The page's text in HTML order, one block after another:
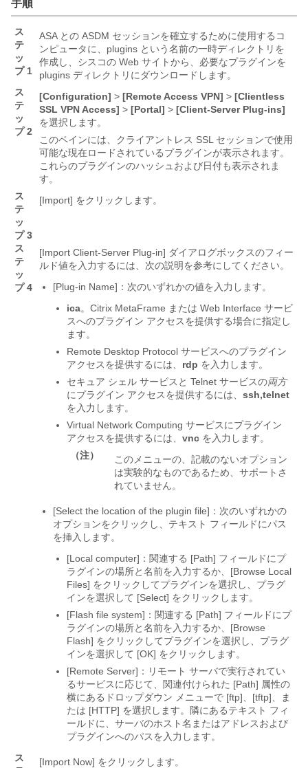
手順
ス
テ
ッ
プ 1
ASA との ASDM セッションを確立するために使用するコ
ンピュータに、plugins という名前の一時ディレクトリを
作成し、シスコの Web サイトから、必要なプラグインを
plugins ディレクトリにダウンロードします。
ス
テ
ッ
プ 2
[Configuration] > [Remote Access VPN] > [Clientless
SSL VPN Access] > [Portal] > [Client-Server Plug-ins]
を選択します。
このペインには、クライアントレス SSL セッションで使用
可能な現在ロードされているプラグインが表示されます。
これらのプラグインのハッシュおよび日付も表示されま
す。
ス
テ
ッ
プ 3
[Import] をクリックします。
ス
テ
ッ
プ 4
[Import Client-Server Plug-in] ダイアログボックスのフィー
ルド値を入力するには、次の説明を参考にしてください。
[Plug-in Name]：次のいずれかの値を入力します。
ica。Citrix MetaFrame または Web Interface サービ
スへのプラグイン アクセスを提供する場合に指定し
ます。
Remote Desktop Protocol サービスへのプラグイン
アクセスを提供するには、 rdp を入力します。
セキュア シェル サービスと Telnet サービスの両方
にプラグイン アクセスを提供するには、 ssh,telnet
を入力します。
Virtual Network Computing サービスにプラグイン
アクセスを提供するには、 vnc を入力します。
（注）
このメニューの、記載のないオプション
は実験的なものであるため、サポートさ
れていません。
[Select the location of the plugin file]：次のいずれかの
オプションをクリックし、テキスト フィールドにパス
を挿入します。
[Local computer]：関連する [Path] フィールドにプ
ラグインの場所と名前を入力するか、[Browse Local
Files] をクリックしてプラグインを選択し、プラグ
インを選択して [Select] をクリックします。
[Flash file system]：関連する [Path] フィールドにプ
ラグインの場所と名前を入力するか、[Browse
Flash] をクリックしてプラグインを選択し、プラグ
インを選択して [OK] をクリックします。
[Remote Server]：リモート サーバで実行されてい
るサービスに応じて、関連付けられた [Path] 属性の
横にあるドロップダウン メニューで [ftp]、[tftp]、ま
たは [HTTP] を選択します。隣にあるテキスト フィ
ールドに、サーバのホスト名またはアドレスおよび
プラグインへのパスを入力します。
ス
[Import Now] をクリックします。